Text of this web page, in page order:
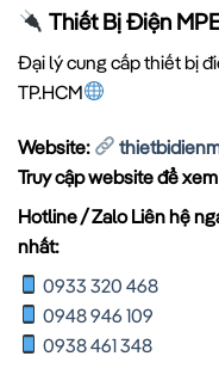
Thiết Bị Điện
Đại lý cung cấp thiết bị
TP.HCM
Website:
Truy cập website để
Hotline / Zalo Liên hệ
nhất:
0933 320 468
0948 946 109
0938 461 348